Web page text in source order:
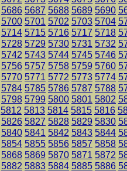
5686 5687 5688 5689 5690
5700 5701 5702 5703 5704
5714 5715 5716 5717 5718
5728 5729 5730 5731 5732
5742 5743 5744 5745 5746
5756 5757 5758 5759 5760
5770 5771 5772 5773 5774
5784 5785 5786 5787 5788
5798 5799 5800 5801 5802
5812 5813 5814 5815 5816
5826 5827 5828 5829 5830
5840 5841 5842 5843 5844
5854 5855 5856 5857 5858
5868 5869 5870 5871 5872
5882 5883 5884 5885 5886